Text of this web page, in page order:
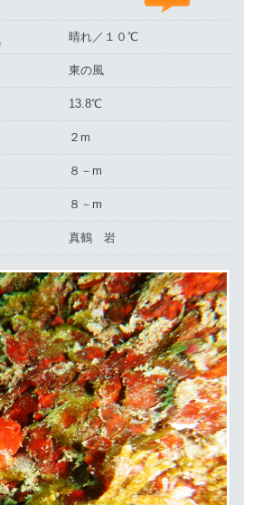
晴れ／１０℃
東の風
13.8℃
２m
８－m
８－m
真鶴 岩